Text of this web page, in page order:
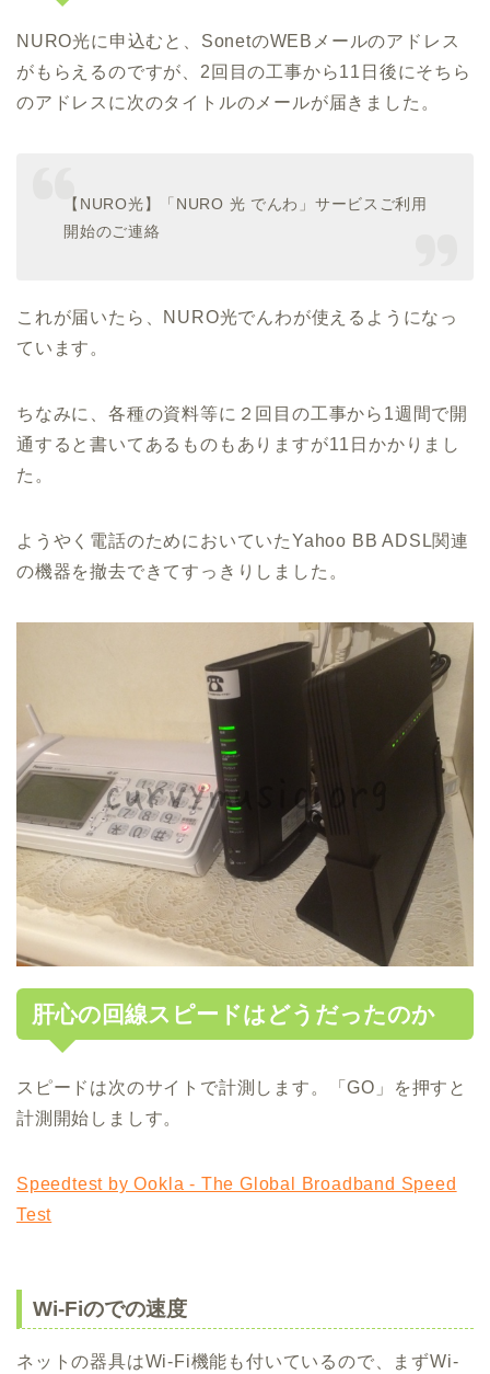
NURO光に申込むと、SonetのWEBメールのアドレス
がもらえるのですが、2回目の工事から11日後にそちら
のアドレスに次のタイトルのメールが届きました。
【NURO光】「NURO 光 でんわ」サービスご利用
開始のご連絡
これが届いたら、NURO光でんわが使えるようになっ
ています。
ちなみに、各種の資料等に２回目の工事から1週間で開
通すると書いてあるものもありますが11日かかりまし
た。
ようやく電話のためにおいていたYahoo BB ADSL関連
の機器を撤去できてすっきりしました。
肝心の回線スピードはどうだったのか
スピードは次のサイトで計測します。「GO」を押すと
計測開始しましす。
Speedtest by Ookla - The Global Broadband Speed
Test
Wi-Fiのでの速度
ネットの器具はWi-Fi機能も付いているので、まずWi-